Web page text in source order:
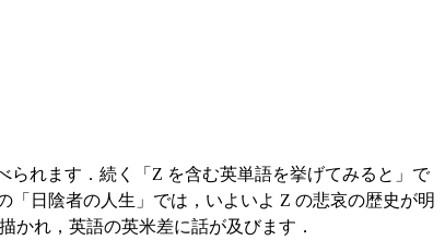
れます．続く「Z を含む英単語を挙げてみると」で
日陰者の人生」では，いよいよ Z の悲哀の歴史が明
かれ，英語の英米差に話が及びます．